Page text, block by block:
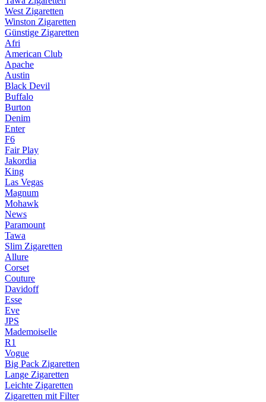
West Zigaretten
Winston Zigaretten
Günstige Zigaretten
Afri
American Club
Apache
Austin
Black Devil
Buffalo
Burton
Denim
Enter
F6
Fair Play
Jakordia
King
Las Vegas
Magnum
Mohawk
News
Paramount
Tawa
Slim Zigaretten
Allure
Corset
Couture
Davidoff
Esse
Eve
JPS
Mademoiselle
R1
Vogue
Big Pack Zigaretten
Lange Zigaretten
Leichte Zigaretten
Zigaretten mit Filter